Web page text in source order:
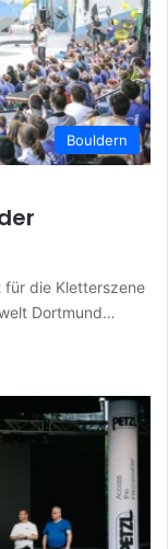
Bouldern
für die Kletterszene
Dortmund…